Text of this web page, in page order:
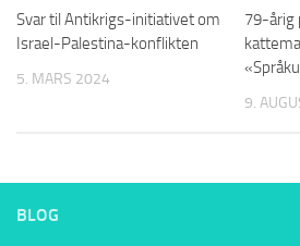
Svar til Antikrigs-initiativet om
Israel-Palestina-konflikten
5. MARS 2024
79-årig
9.
BLOG